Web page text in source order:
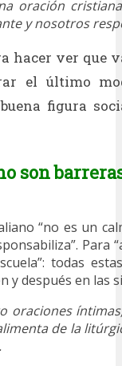
oración
y nosotros
hacer ver que
el último
figura
son
“no es un
Para
todas
y después en las
oraciones
de la